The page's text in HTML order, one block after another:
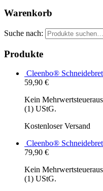
Warenkorb
Suche nach:
Produkte
Cleenbo®
59,90 €
Kein
(1) UStG.
Kostenloser Versand
Cleenbo®
79,90 €
Kein
(1) UStG.